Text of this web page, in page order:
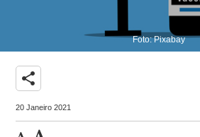
Foto: Pixabay
share
20 Janeiro 2021